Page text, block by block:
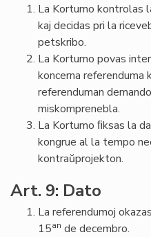
La Kortumo kontrolas
kaj decidas pri la
petskribo.
La Kortumo povas
koncerna referenduma
referenduman
miskomprenebla.
La Kortumo ﬁksas la
kongrue al la tempo
kontraŭprojekton.
Art. 9: Dato
La referendumoj
15an de decembro.